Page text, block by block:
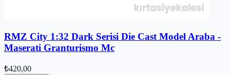
RMZ City 1:32 Dark Serisi Die Cast Model Araba -
Maserati Granturismo Mc
₺420,00